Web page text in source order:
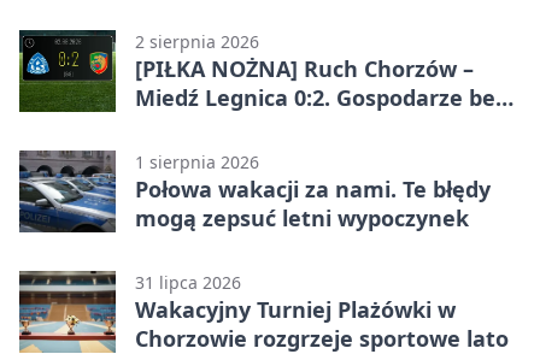
2 sierpnia 2026
[PIŁKA NOŻNA] Ruch Chorzów –
Miedź Legnica 0:2. Gospodarze bez
1 sierpnia 2026
Połowa wakacji za nami. Te błędy
mogą zepsuć letni wypoczynek
31 lipca 2026
Wakacyjny Turniej Plażówki w
Chorzowie rozgrzeje sportowe lato